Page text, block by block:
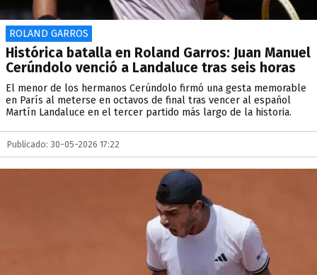
ROLAND GARROS
Histórica batalla en Roland Garros: Juan Manuel
Cerúndolo venció a Landaluce tras seis horas
El menor de los hermanos Cerúndolo firmó una gesta memorable
en París al meterse en octavos de final tras vencer al español
Martín Landaluce en el tercer partido más largo de la historia.
Publicado: 30-05-2026 17:22